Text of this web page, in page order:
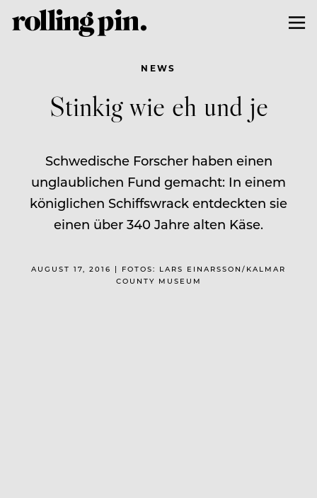
NEWS
Stinkig wie eh und je
Schwedische Forscher haben einen
unglaublichen Fund gemacht: In einem
königlichen Schiffswrack entdeckten sie
einen über 340 Jahre alten Käse.
AUGUST 17, 2016 | FOTOS: LARS EINARSSON/KALMAR
COUNTY MUSEUM